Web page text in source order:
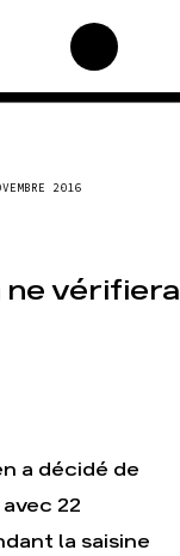
rendez-vous au
: une tendance
2016
ne vérifiera
a décidé de
22
la saisine